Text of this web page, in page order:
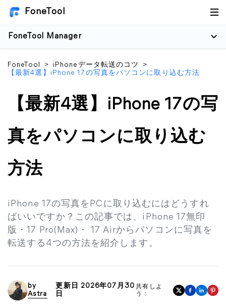
FoneTool
FoneTool Manager
FoneTool > iPhoneデータ転送のコツ
>
【最新4選】iPhone 17の写真をパソコンに取り込む方法
【最新4選】iPhone 17の写
真をパソコンに取り込む
方法
iPhone 17の写真をPCに取り込むにはどうすれ
ばいいですか？この記事では、iPhone 17無印
版・17 Pro(Max)・ 17 Airからパソコンに写真を
転送する4つの方法を紹介します。
by
Astra
更新日 2026年07月30
日
共有しよ
う：